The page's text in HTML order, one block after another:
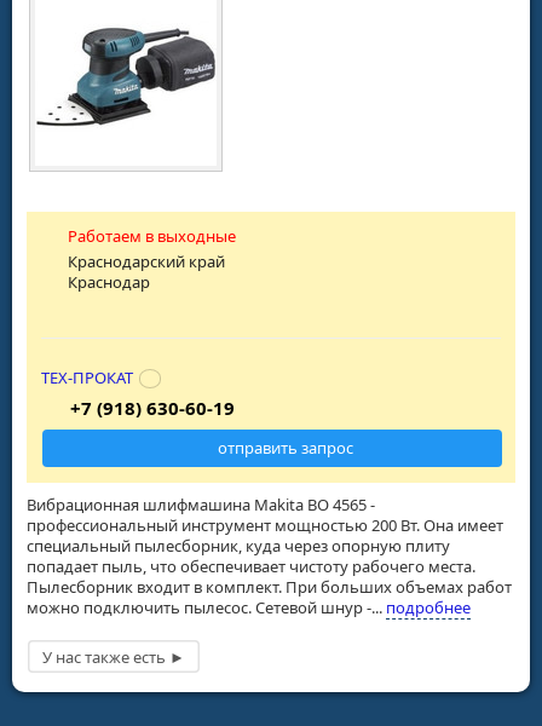
Вибрационная шлифмашина Makita BO 4565 -
профессиональный инструмент мощностью 200 Вт. Она имеет
специальный пылесборник, куда через опорную плиту
попадает пыль, что обеспечивает чистоту рабочего места.
Пылесборник входит в комплект. При больших объемах работ
можно подключить пылесос. Сетевой шнур -... подробнее
Работаем в выходные
Краснодарский край
Краснодар
ТЕХ-ПРОКАТ
+7 (918) 630-60-19
отправить запрос